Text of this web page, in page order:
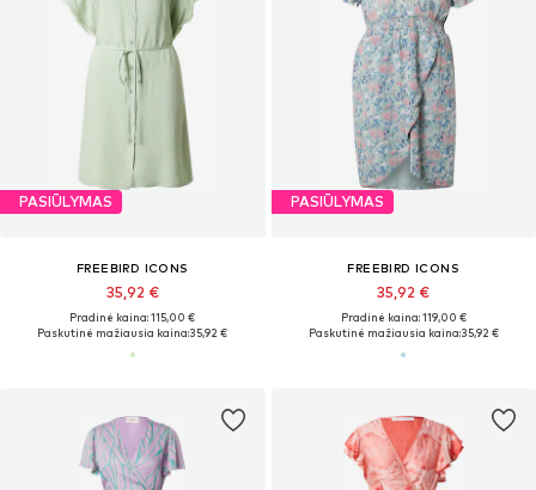
PASIŪLYMAS
FREEBIRD ICONS
35,92 €
Pradinė kaina: 115,00 €
Paskutinė mažiausia kaina:35,92 €
PASIŪLYMAS
FREEBIRD ICONS
35,92 €
Pradinė kaina: 119,00 €
Paskutinė mažiausia kaina:35,92 €